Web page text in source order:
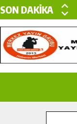
SON DAKİKA